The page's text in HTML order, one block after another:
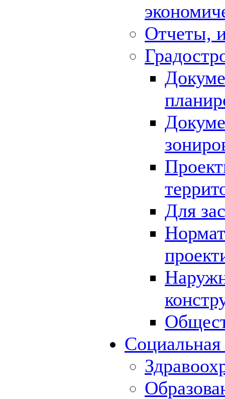
Отчеты,
Для